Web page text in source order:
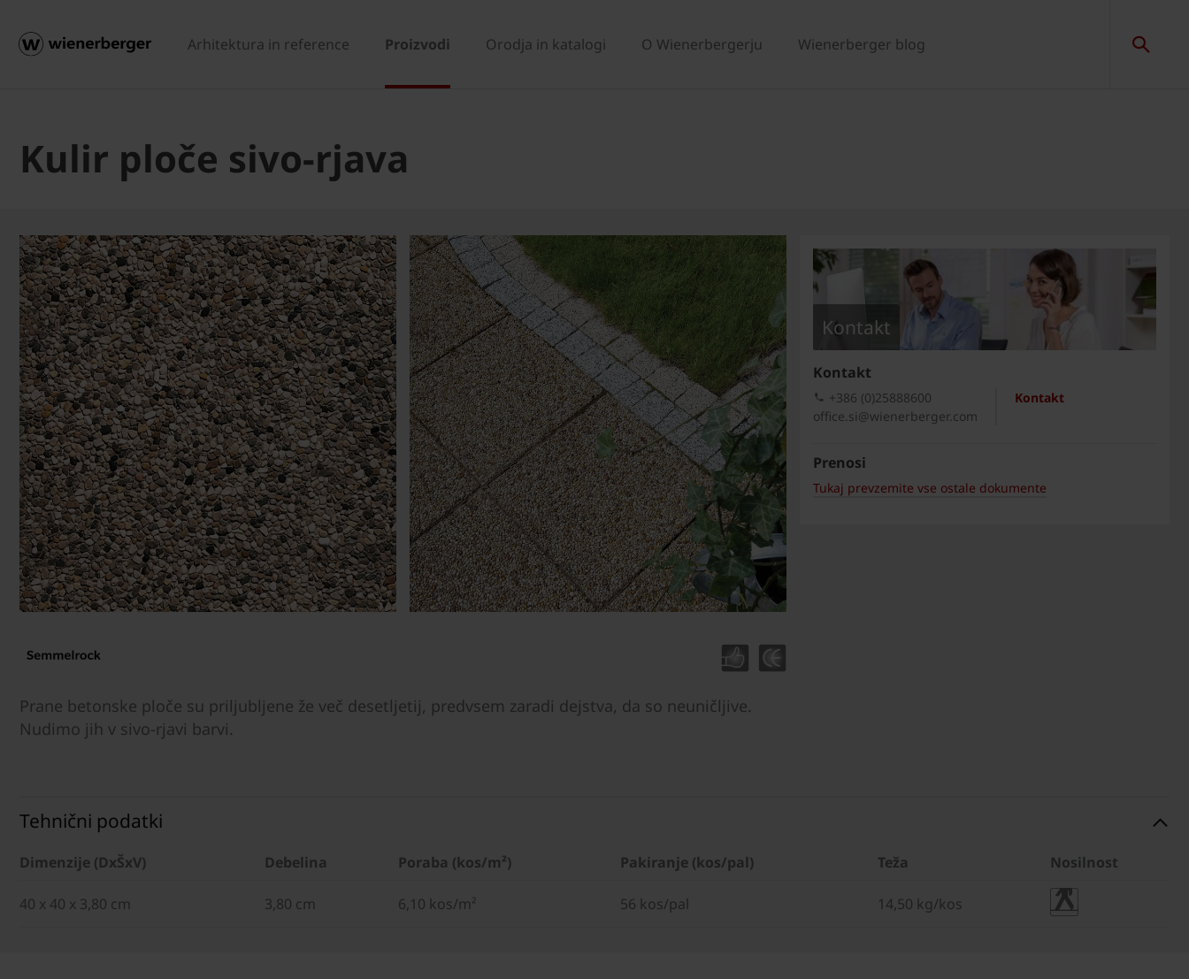
Arhitektura in reference Proizvodi Orodja in katalogi O Wienerbergerju Wienerberger blog
Kulir ploče sivo-rjava
Prane betonske ploče su priljubljene že več desetljetij, predvsem zaradi dejstva, da so neuničljive.
Nudimo jih v sivo-rjavi barvi.
Kontakt
Kontakt
Kontakt
+386 (0)25888600
office.si@wienerberger.com
Prenosi
Tukaj prevzemite vse ostale dokumente
Tehnični podatki
Dimenzije (DxŠxV) Debelina Poraba (kos/m²) Pakiranje (kos/pal) Teža Nosilnost
40 x 40 x 3,80 cm 3,80 cm 6,10 kos/m² 56 kos/pal 14,50 kg/kos